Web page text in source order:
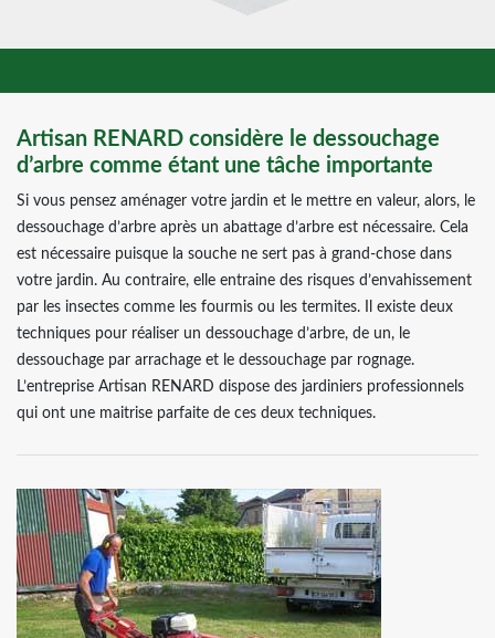
Artisan RENARD considère le dessouchage
d’arbre comme étant une tâche importante
Si vous pensez aménager votre jardin et le mettre en valeur, alors, le
dessouchage d’arbre après un abattage d’arbre est nécessaire. Cela
est nécessaire puisque la souche ne sert pas à grand-chose dans
votre jardin. Au contraire, elle entraine des risques d’envahissement
par les insectes comme les fourmis ou les termites. Il existe deux
techniques pour réaliser un dessouchage d’arbre, de un, le
dessouchage par arrachage et le dessouchage par rognage.
L’entreprise Artisan RENARD dispose des jardiniers professionnels
qui ont une maitrise parfaite de ces deux techniques.